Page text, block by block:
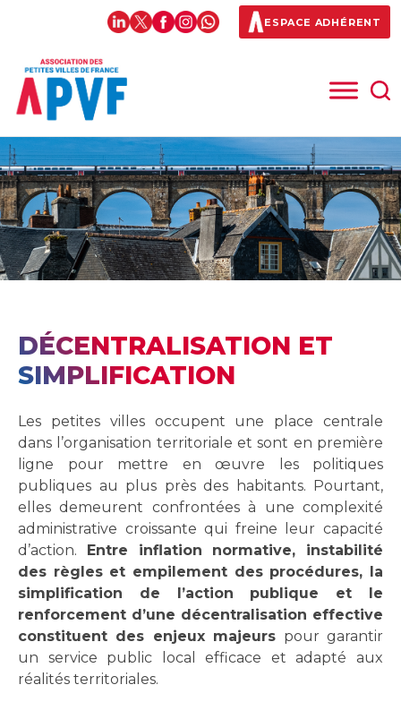
ESPACE ADHÉRENT
DÉCENTRALISATION ET
SIMPLIFICATION
Les petites villes occupent une place centrale
dans l’organisation territoriale et sont en première
ligne pour mettre en œuvre les politiques
publiques au plus près des habitants. Pourtant,
elles demeurent confrontées à une complexité
administrative croissante qui freine leur capacité
d’action. Entre inflation normative, instabilité
des règles et empilement des procédures, la
simplification de l’action publique et le
renforcement d’une décentralisation effective
constituent des enjeux majeurs pour garantir
un service public local efficace et adapté aux
réalités territoriales.